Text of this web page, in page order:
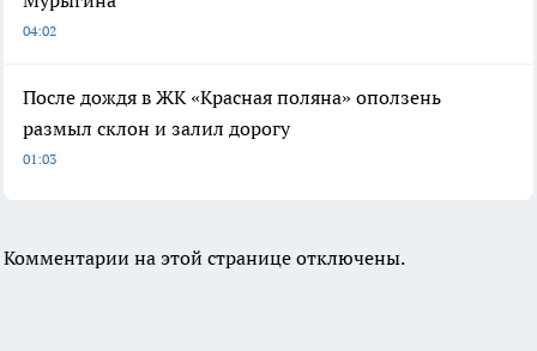
04:02
После дождя в ЖК «Красная поляна» оползень
размыл склон и залил дорогу
01:03
Комментарии на этой странице отключены.